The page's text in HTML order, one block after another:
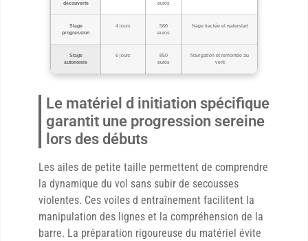
découverte
euros
Stage
progression
4 jours
580
euros
Nage tractée et waterstart
Stage
autonomie
6 jours
850
euros
Navigation et remontée au
vent
Le matériel d initiation spécifique
garantit une progression sereine
lors des débuts
Les ailes de petite taille permettent de comprendre
la dynamique du vol sans subir de secousses
violentes. Ces voiles d entraînement facilitent la
manipulation des lignes et la compréhension de la
barre. La préparation rigoureuse du matériel évite